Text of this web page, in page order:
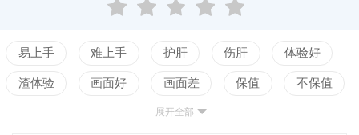
易上手 难上手 护肝 伤肝 体验好
渣体验 画面好 画面差 保值 不保值
测试
展开全部